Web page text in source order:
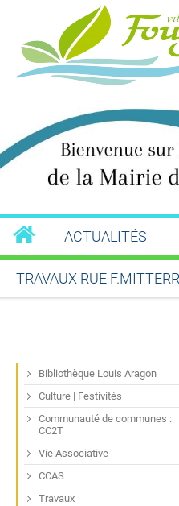
ACTUALITÉS
TRAVAUX RUE
Bibliothèque Louis Aragon
Culture | Festivités
Communauté de communes :
CC2T
Vie Associative
CCAS
Travaux